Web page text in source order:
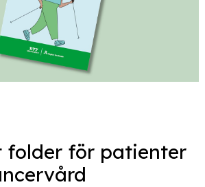
folder för patienter